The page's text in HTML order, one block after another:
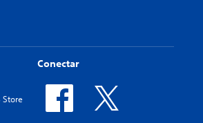
Store
Conectar